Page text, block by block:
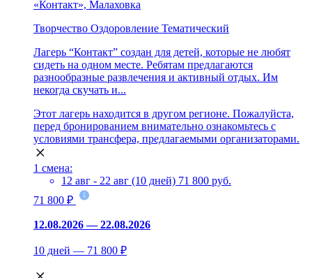
«Контакт», Малаховка
Творчество Оздоровление Тематический
Лагерь “Контакт” создан для детей, которые не любят
сидеть на одном месте. Ребятам предлагаются
разнообразные развлечения и активный отдых. Им
некогда скучать и...
Этот лагерь находится в другом регионе. Пожалуйста,
перед бронированием внимательно ознакомьтесь с
условиями трансфера, предлагаемыми организаторами.
1 смена:
12 авг - 22 авг (10 дней) 71 800 руб.
71 800 ₽
12.08.2026 — 22.08.2026
10 дней — 71 800 ₽